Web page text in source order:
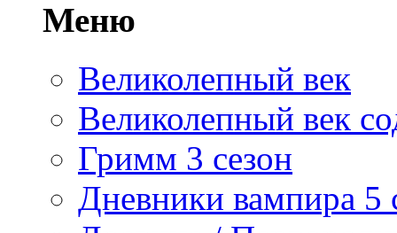
Меню
Великолепный век
Великолепный век
Гримм 3 сезон
Дневники вампира 5